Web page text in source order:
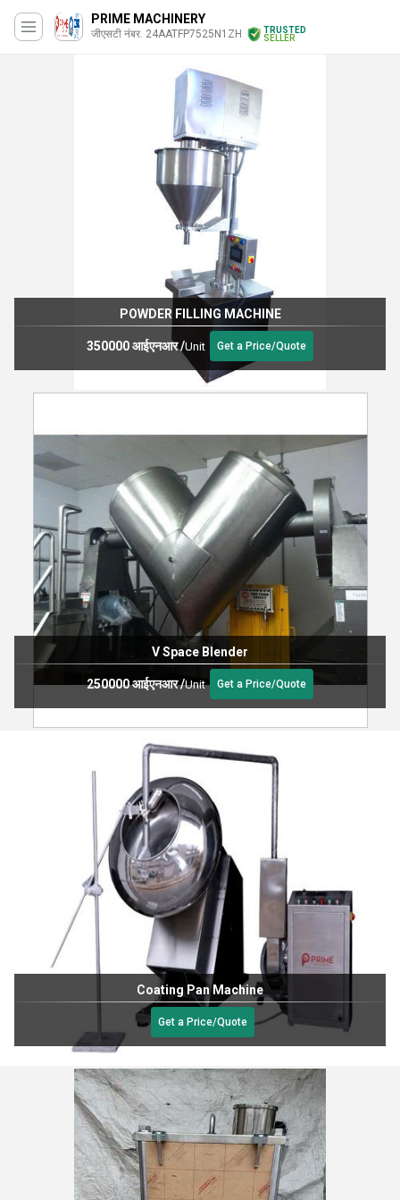
PRIME MACHINERY
जीएसटी नंबर. 24AATFP7525N1ZH
TRUSTED
SELLER
POWDER FILLING MACHINE
350000 आईएनआर/Unit Get a Price/Quote
V Space Blender
250000 आईएनआर/Unit Get a Price/Quote
Coating Pan Machine
Get a Price/Quote